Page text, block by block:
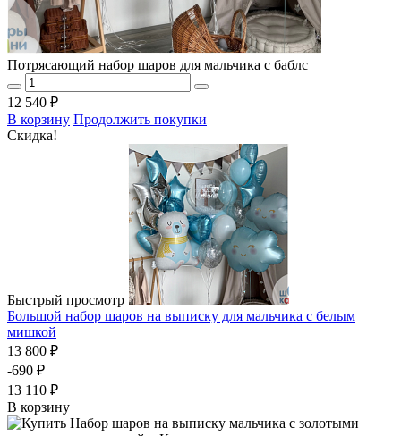
Потрясающий набор шаров для мальчика с баблс
12 540 ₽
В корзину Продолжить покупки
Скидка!
Быстрый просмотр
Большой набор шаров на выписку для мальчика с белым
мишкой
13 800 ₽
-690 ₽
13 110 ₽
В корзину